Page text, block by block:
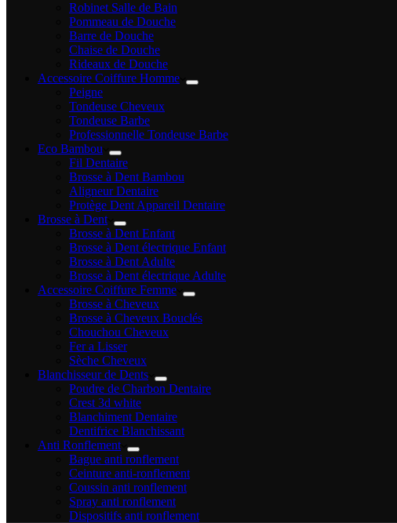
Robinet Salle de Bain
Pommeau de Douche
Barre de Douche
Chaise de Douche
Rideaux de Douche
Accessoire Coiffure Homme
Peigne
Tondeuse Cheveux
Tondeuse Barbe
Professionnelle Tondeuse Barbe
Eco Bambou
Fil Dentaire
Brosse à Dent Bambou
Aligneur Dentaire
Protège Dent Appareil Dentaire
Brosse à Dent
Brosse à Dent Enfant
Brosse à Dent électrique Enfant
Brosse à Dent Adulte
Brosse à Dent électrique Adulte
Accessoire Coiffure Femme
Brosse à Cheveux
Brosse à Cheveux Bouclés
Chouchou Cheveux
Fer a Lisser
Sèche Cheveux
Blanchisseur de Dents
Poudre de Charbon Dentaire
Crest 3d white
Blanchiment Dentaire
Dentifrice Blanchissant
Anti Ronflement
Bague anti ronflement
Ceinture anti-ronflement
Coussin anti ronflement
Spray anti ronflement
Dispositifs anti ronflement